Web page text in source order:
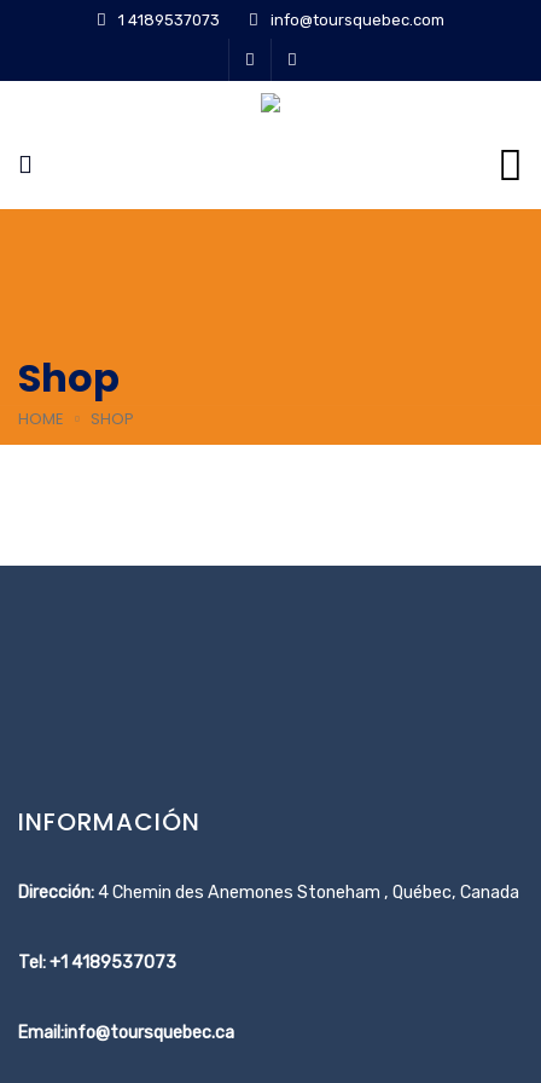
1 4189537073 info@toursquebec.com
Shop
HOME SHOP
INFORMACIÓN
Dirección:4 Chemin des Anemones Stoneham , Québec, Canada
Tel: +1 4189537073
Email:info@toursquebec.ca